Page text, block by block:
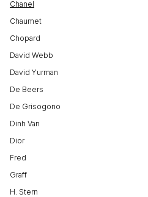
Chanel
Chaumet
Chopard
David Webb
David Yurman
De Beers
De Grisogono
Dinh Van
Dior
Fred
Graff
H. Stern